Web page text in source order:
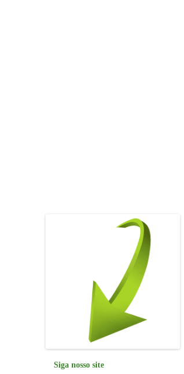
Siga nosso site